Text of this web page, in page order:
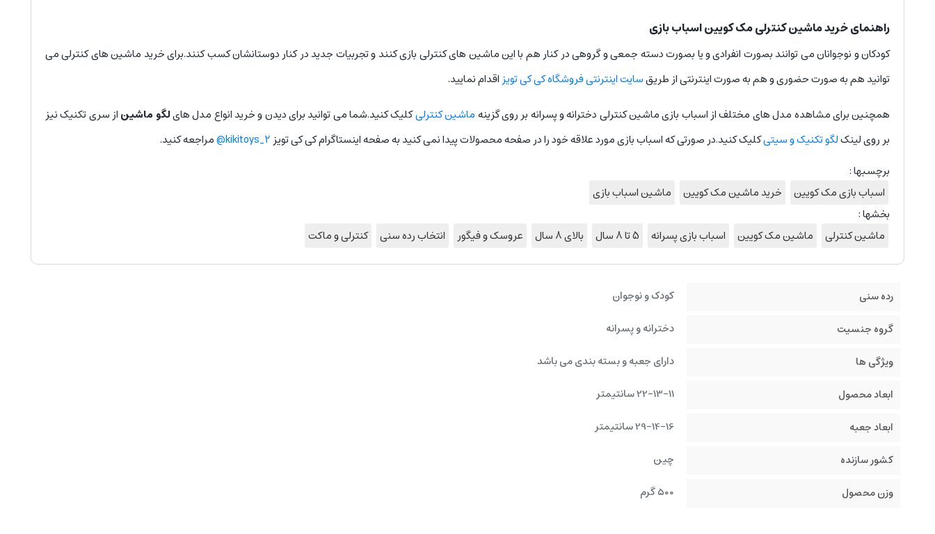
راهنمای خرید ماشین کنترلی مک کویین اسباب بازی
کودکان و نوجوانان می توانند بصورت انفرادی و یا بصورت دسته جمعی و گروهی در کنار هم با این ماشین های کنترلی بازی کنند و تجربیات جدید در کنار دوستانشان کسب کنند.برای خرید ماشین های کنترلی می
توانید هم به صورت حضوری و هم به صورت اینترنتی از طریقسایت اینترنتی فروشگاه کی کی تویز اقدام نمایید.
همچنین برای مشاهده مدل های مختلف از اسباب بازی ماشین کنترلی دخترانه و پسرانه بر روی گزینه ماشین کنترلیکلیک کنید.شما می توانید برای دیدن و خرید انواع مدل هایلگو ماشین از سری تکنیک نیز
بر روی لینکلگو تکنیک و سیتیکلیک کنید.در صورتی که اسباب بازی مورد علاقه خود را در صفحه محصولات پیدا نمی کنید به صفحه اینستاگرام کی کی تویزkikitoys_2@ مراجعه کنید.
برچسبها :
اسباب بازی مک کویین
خرید ماشین مک کویین
ماشین اسباب بازی
بخشها :
ماشین کنترلی
ماشین مک کویین اسباب بازی پسرانه 5 تا 8 سال بالای 8 سال عروسک و فیگور انتخاب رده سنی کنترلی و ماکت
رده سنی
کودک و نوجوان
گروه جنسیت
دخترانه و پسرانه
ویژگی ها
دارای جعبه و بسته بندی می باشد
ابعاد محصول
22-13-11 سانتیمتر
ابعاد جعبه
29-14-16 سانتیمتر
کشور سازنده
چین
وزن محصول
500 گرم